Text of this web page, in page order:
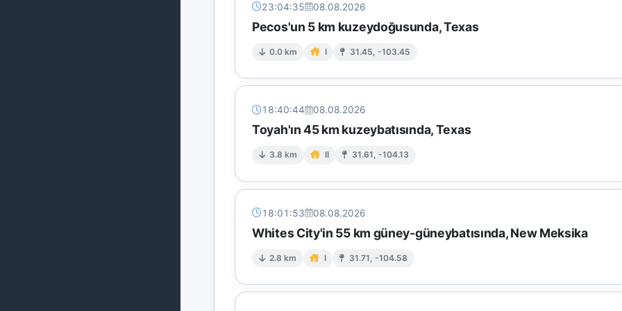
23:04:35 08.08.2026
Pecos'un 5 km kuzeydoğusunda, Texas
0.0 km I 31.45, -103.45
18:40:44 08.08.2026
Toyah'ın 45 km kuzeybatısında, Texas
3.8 km II 31.61, -104.13
18:01:53 08.08.2026
Whites City'in 55 km güney-güneybatısında, New Meksika
2.8 km I 31.71, -104.58